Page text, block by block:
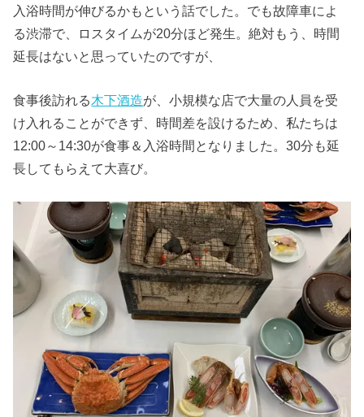
入浴時間が伸びるかもという話でした。でも故障車によ
る渋滞で、ロスタイムが20分ほど発生。絶対もう、時間
延長はないと思っていたのですが、
食事後訪れる木下酒造が、小規模な店で大量の人員を受
け入れることができず、時間差を設けるため、私たちは
12:00～14:30が食事＆入浴時間となりました。30分も延
長してもらえて大喜び。